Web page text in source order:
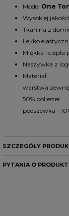
Model One
Wysokiej
Tkanina z
Lekko
Miękka i
Naszywka z
Materiał:
warstwa
50% poliester
podszewka -
SZCZEGÓŁY
Marka PITBULL
PYTANIA O PRODUKT